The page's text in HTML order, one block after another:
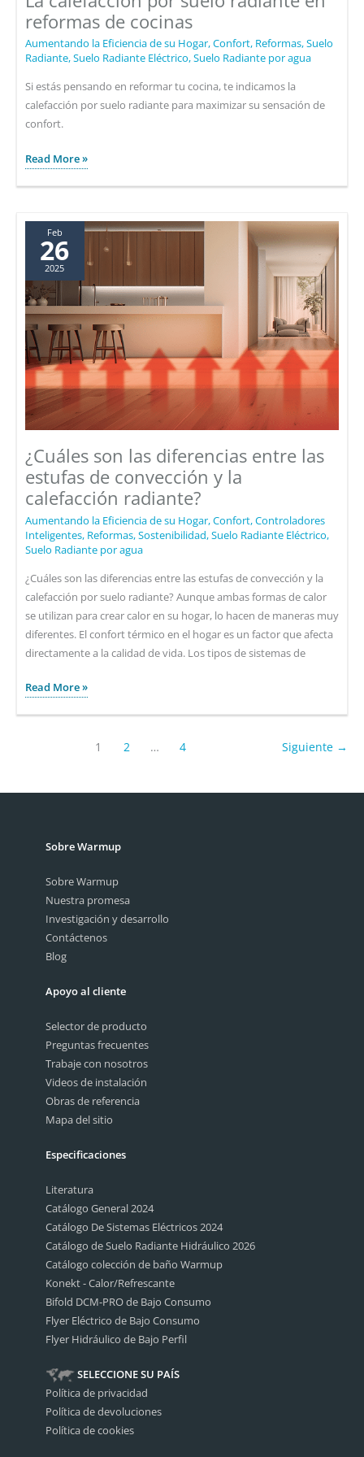
reformas de cocinas
Aumentando la Eficiencia de su Hogar,Confort, Reformas,Suelo
Radiante,Suelo Radiante Eléctrico,Suelo Radiante por agua
Si estás pensando en reformar tu cocina, te indicamos la
calefacción por suelo radiante para maximizar su sensación de
confort.
La
radiante
reformas
de
cocinas
Read More »
Feb
26
2025
¿Cuáles son las diferencias entre las
estufas de convección y la
calefacción radiante?
Aumentando la Eficiencia de su Hogar,Confort,Controladores
Inteligentes, Reformas,Sostenibilidad,Suelo Radiante Eléctrico,
Suelo Radiante por agua
¿Cuáles son las diferencias entre las estufas de convección y la
calefacción por suelo radiante? Aunque ambas formas de calor
se utilizan para crear calor en su hogar, lo hacen de maneras muy
diferentes. El confort térmico en el hogar es un factor que afecta
directamente a la calidad de vida. Los tipos de sistemas de
¿Cuáles
Read More »
1 2 … 4 Siguiente →
Sobre Warmup
Sobre Warmup
Nuestra promesa
Investigación y desarrollo
Contáctenos
Blog
Apoyo al cliente
Selector de producto
Preguntas frecuentes
Trabaje con nosotros
Videos de instalación
Obras de referencia
Mapa del sitio
Especificaciones
Literatura
Catálogo General 2024
Catálogo De Sistemas Eléctricos 2024
Catálogo de Suelo Radiante Hidráulico 2026
Catálogo colección de baño Warmup
Konekt - Calor/Refrescante
Bifold DCM-PRO de Bajo Consumo
Flyer Eléctrico de Bajo Consumo
Flyer Hidráulico de Bajo Perfil
SELECCIONE SU PAÍS
Política de privacidad
Política de devoluciones
Política de cookies